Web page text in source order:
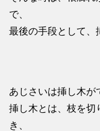
で、
最後の手段として、
あじさいは挿し木が
挿し木とは、枝を切
き、